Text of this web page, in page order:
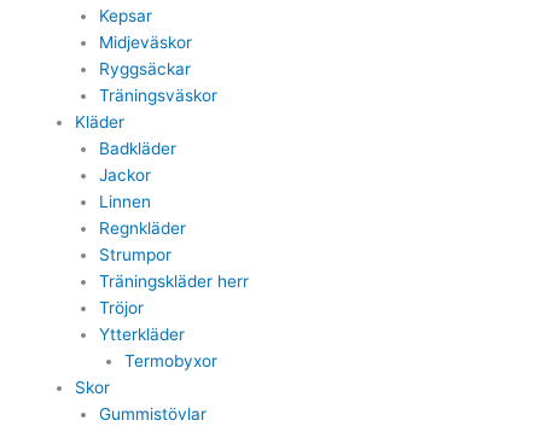
Kepsar
Midjeväskor
Ryggsäckar
Träningsväskor
Kläder
Badkläder
Jackor
Linnen
Regnkläder
Strumpor
Träningskläder herr
Tröjor
Ytterkläder
Termobyxor
Skor
Gummistövlar